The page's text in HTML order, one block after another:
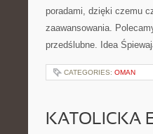
poradami, dzięki czemu
zaawansowania.
przedślubne. Idea
CATEGORIES: OMAN
KATOLICKA